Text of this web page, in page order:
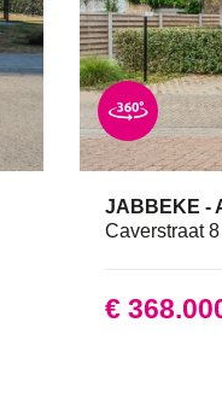
JABBEKE -
Caverstraat
€